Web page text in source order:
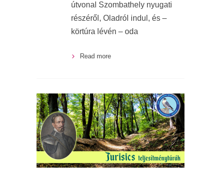
útvonal Szombathely nyugati
részéről, Oladról indul, és –
körtúra lévén – oda
Read more